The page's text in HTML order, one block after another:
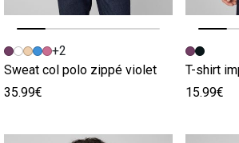
Image précédente
Image suivante
+2
Sweat col polo zippé violet
35.99€
Image
Image
T-shirt
15.99€